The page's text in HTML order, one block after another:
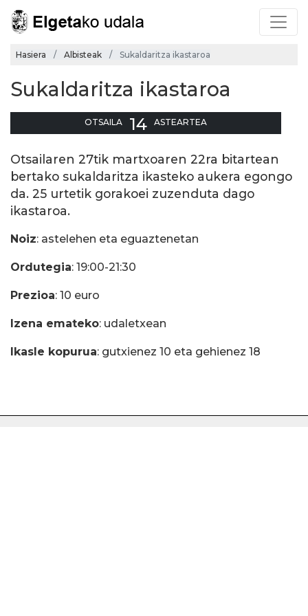
Hasiera Albisteak Sukaldaritza ikastaroa
Sukaldaritza ikastaroa
OTSAILA 14 ASTEARTEA
Otsailaren 27tik martxoaren 22ra bitartean
bertako sukaldaritza ikasteko aukera egongo
da. 25 urtetik gorakoei zuzenduta dago
ikastaroa.
Noiz: astelehen eta eguaztenetan
Ordutegia: 19:00-21:30
Prezioa: 10 euro
Izena emateko: udaletxean
Ikasle kopurua: gutxienez 10 eta gehienez 18